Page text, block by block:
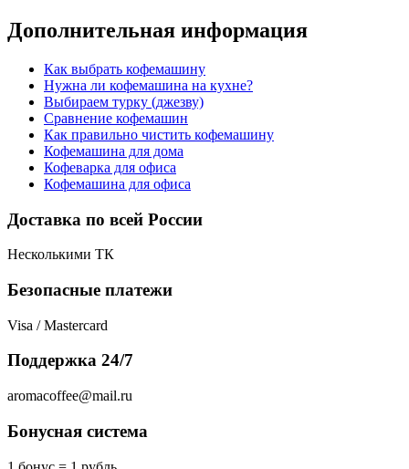
Дополнительная информация
Как выбрать кофемашину
Нужна ли кофемашина на кухне?
Выбираем турку (джезву)
Сравнение кофемашин
Как правильно чистить кофемашину
Кофемашина для дома
Кофеварка для офиса
Кофемашина для офиса
Доставка по всей России
Несколькими ТК
Безопасные платежи
Visa / Mastercard
Поддержка 24/7
aromacoffee@mail.ru
Бонусная система